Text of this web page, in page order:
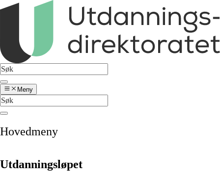
Meny
Hovedmeny
Utdanningsløpet